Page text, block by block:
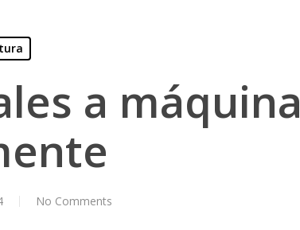
a máquina
No Comments